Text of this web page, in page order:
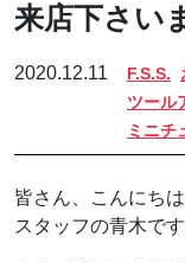
来店下さい
2020.12.11 F.S.S.
ツール
ミニチ
皆さん、こんにちは
スタッフの青木です